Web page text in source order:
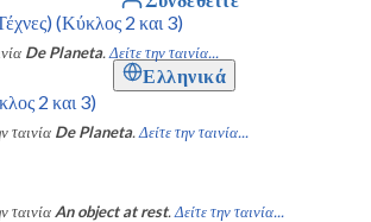
Ελληνικά
(Κύκλος 2 και 3)
De Planeta. Δείτε την ταινία...
2 και 3)
ταινία De Planeta. Δείτε την ταινία...
ταινία An object at rest. Δείτε την ταινία...